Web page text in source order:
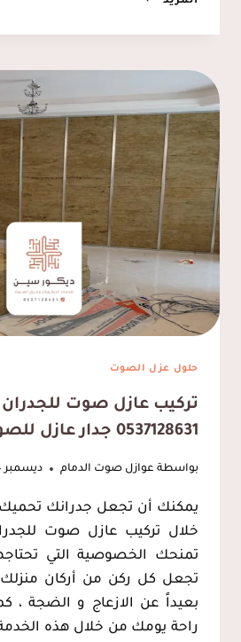
للصوت
الجبيل
ت:
0537128631
–
عازل
للباب
من
الصوت
الجبيل
حلول عزل الصوت
تركيب عازل صوت
0537128631 جدار عازل للصوت الظهران
بواسطة عوازل صوت الدمام ديسمبر 4, 2024
يمكنك أن تجعل جدرانك
خلال تركيب عازل صوت
تمنحك الخصوصية التي
تجعل كل ركن من أركان منزلك
بعيداً عن الازعاج و الضجة ،
راحة يومك من خلال هذه الخدمة